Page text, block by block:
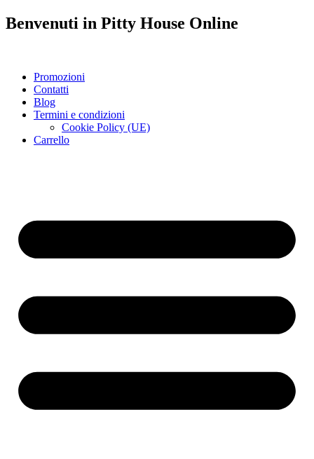
Benvenuti in Pitty House Online
Promozioni
Contatti
Blog
Termini e condizioni
Cookie Policy (UE)
Carrello